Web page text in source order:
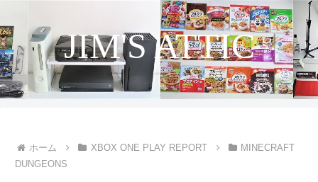
JIM'S ATTIC
ホーム XBOX ONE PLAY REPORT
MINECRAFT
DUNGEONS